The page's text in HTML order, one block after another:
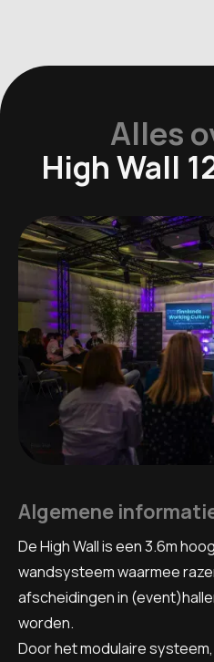
Alles
High Wall
Algemene
De High Wall is een 3.6m
wandsysteem waarmee
afscheidingen in
worden.
Door het modulaire